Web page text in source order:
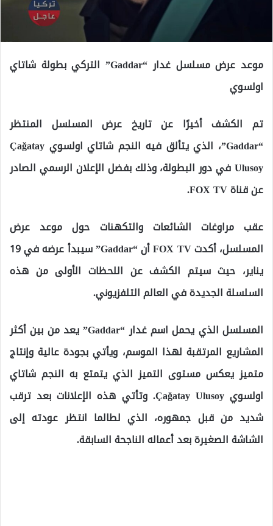
موعد عرض مسلسل غدار “Gaddar” التركي بطولة شاتاي
اولسوي
تم الكشف أخيرًا عن تاريخ عرض المسلسل المنتظر
“Gaddar”، الذي يتألق فيه النجم شاتاي اولسوي Çağatay
Ulusoy في دور البطولة، وذلك بفضل الإعلان الرسمي الصادر
عن قناة FOX TV.
عقب مراوغات الشائعات والتكهنات حول موعد عرض
المسلسل، أكدت FOX TV أن “Gaddar” سيبدأ عرضه في 19
يناير، حيث سيتم الكشف عن اللحظات الأولى من هذه
السلسلة الجديدة في العالم التلفزيوني.
المسلسل الذي يحمل اسم غدار “Gaddar” يعد من بين أكثر
المشاريع المرتقبة لهذا الموسم، ويأتي بجودة عالية وإنتاج
متميز يعكس مستوى التميز الذي يتمتع به النجم شاتاي
اولسوي Çağatay Ulusoy. وتأتي هذه الإعلانات بعد ترقب
شديد من قبل جمهوره، الذي لطالما انتظر عودته إلى
الشاشة الصغيرة بعد أعماله الناجحة السابقة.